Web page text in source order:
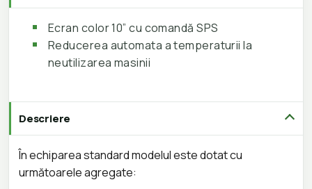
Ecran color 10” cu comandă SPS
Reducerea automata a temperaturii la
neutilizarea masinii
Descriere
În echiparea standard modelul este dotat cu
următoarele agregate: